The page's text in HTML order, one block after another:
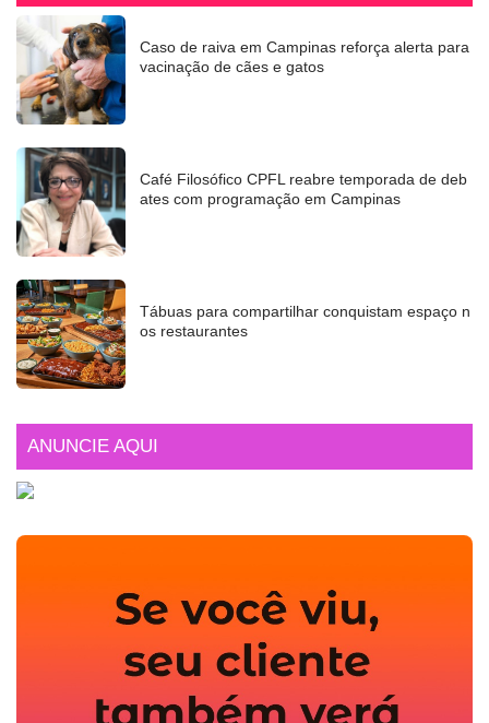
Caso de raiva em Campinas reforça alerta para
vacinação de cães e gatos
Café Filosófico CPFL reabre temporada de deb
ates com programação em Campinas
Tábuas para compartilhar conquistam espaço n
os restaurantes
ANUNCIE AQUI